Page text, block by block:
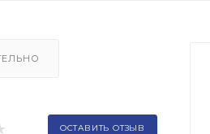
ОСТАВИТЬ ОТЗЫВ